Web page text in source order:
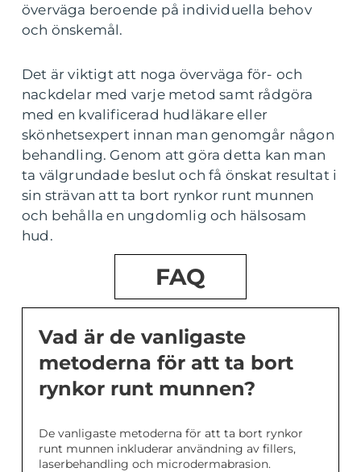
överväga beroende på individuella behov
och önskemål.
Det är viktigt att noga överväga för- och
nackdelar med varje metod samt rådgöra
med en kvalificerad hudläkare eller
skönhetsexpert innan man genomgår någon
behandling. Genom att göra detta kan man
ta välgrundade beslut och få önskat resultat i
sin strävan att ta bort rynkor runt munnen
och behålla en ungdomlig och hälsosam
hud.
FAQ
Vad är de vanligaste
metoderna för att ta bort
rynkor runt munnen?
De vanligaste metoderna för att ta bort rynkor
runt munnen inkluderar användning av fillers,
laserbehandling och microdermabrasion.